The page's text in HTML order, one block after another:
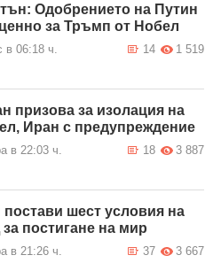
Одобрението на Путин
за Тръмп от Нобел
в 06:18 ч. 1 519
14
призова за изолация на
Иран с предупреждение
в 22:03 ч. 3 887
18
постави шест условия на
постигане на мир
в 21:26 ч. 3 667
37